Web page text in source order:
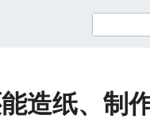
造纸、制